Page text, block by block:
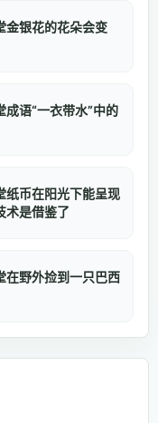
金银花的花朵会变
成语“一衣带水”中的
纸币在阳光下能呈现
术是借鉴了
在野外捡到一只巴西